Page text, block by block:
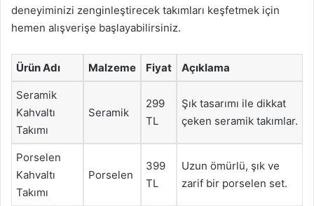
deneyiminizi zenginleştirecek takımları keşfetmek için
hemen alışverişe başlayabilirsiniz.
Ürün Adı Malzeme Fiyat Açıklama
Seramik
Kahvaltı
Takımı
Seramik
299
TL
Şık tasarımı ile dikkat
çeken seramik takımlar.
Porselen
Kahvaltı
Takımı
Porselen
399
TL
Uzun ömürlü, şık ve
zarif bir porselen set.